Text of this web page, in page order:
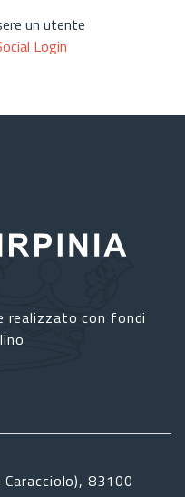
un utente
Login
con fondi
83100